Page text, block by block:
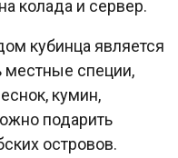
колада и сервер.
кубинца является
местные специи,
кумин,
подарить
островов.